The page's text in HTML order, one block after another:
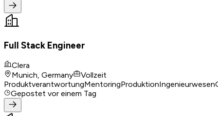
Full Stack Engineer
Clera
Munich, Germany
Vollzeit
ProduktverantwortungMentoringProduktionIngenieurwesen
Gepostet vor einem Tag